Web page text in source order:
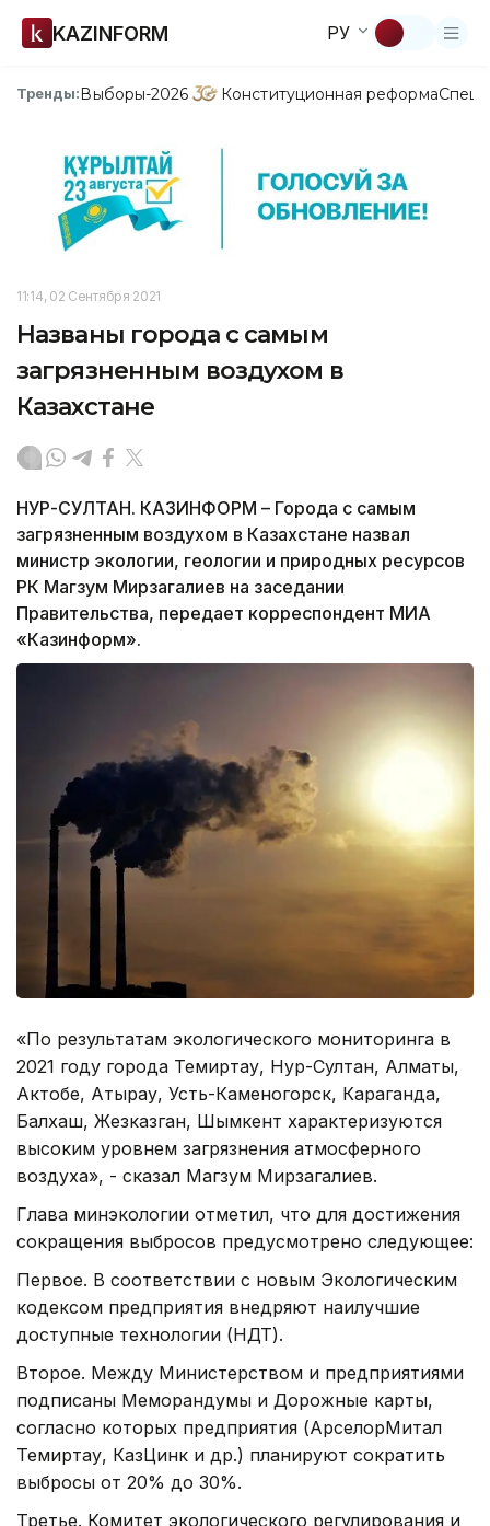
KAZINFORM РУ
Тренды:Выборы-2026 Конституционная реформа
11:14, 02 Сентября 2021
Названы города с самым
загрязненным воздухом в
Казахстане
НУР-СУЛТАН. КАЗИНФОРМ – Города с самым
загрязненным воздухом в Казахстане назвал
министр экологии, геологии и природных ресурсов
РК Магзум Мирзагалиев на заседании
Правительства, передает корреспондент МИА
«Казинформ».
«По результатам экологического мониторинга в
2021 году города Темиртау, Нур-Султан, Алматы,
Актобе, Атырау, Усть-Каменогорск, Караганда,
Балхаш, Жезказган, Шымкент характеризуются
высоким уровнем загрязнения атмосферного
воздуха», - сказал Магзум Мирзагалиев.
Глава минэкологии отметил, что для достижения
сокращения выбросов предусмотрено следующее:
Первое. В соответствии с новым Экологическим
кодексом предприятия внедряют наилучшие
доступные технологии (НДТ).
Второе. Между Министерством и предприятиями
подписаны Меморандумы и Дорожные карты,
согласно которых предприятия (АрселорМитал
Темиртау, КазЦинк и др.) планируют сократить
выбросы от 20% до 30%.
Третье. Комитет экологического регулирования и